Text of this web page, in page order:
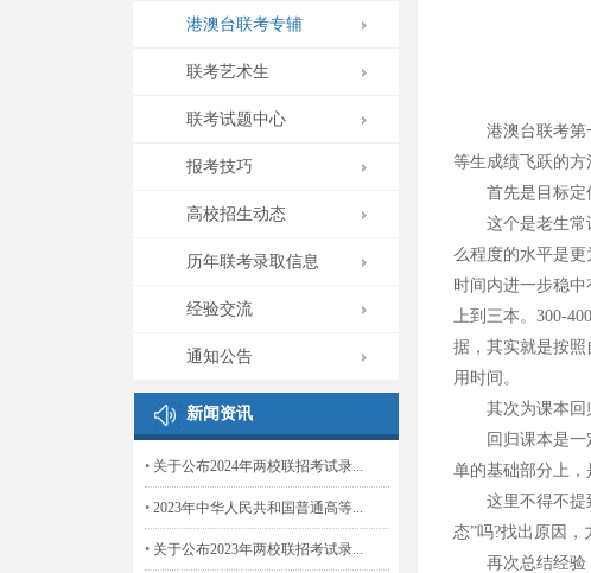
港澳台联考专辅
联考艺术生
联考试题中心
报考技巧
高校招生动态
历年联考录取信息
经验交流
通知公告
新闻资讯
• 关于公布2024年两校联招考试录...
• 2023年中华人民共和国普通高等...
• 关于公布2023年两校联招考试录...
港澳台联考第一
等生成绩飞跃的
首先是目标定
这个是老生常谈
么程度的水平是
时间内进一步稳
上到三本。300-
据，其实就是按
用时间。
其次为课本回
回归课本是一定
单的基础部分上，
这里不得不提到
态”吗?找出原因，
再次总结经验